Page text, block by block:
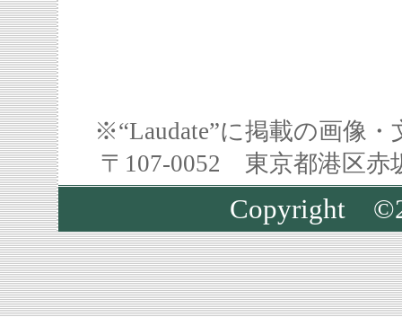
※“Laudate”に掲載の画像
〒107-0052 東京都港区
Copyright